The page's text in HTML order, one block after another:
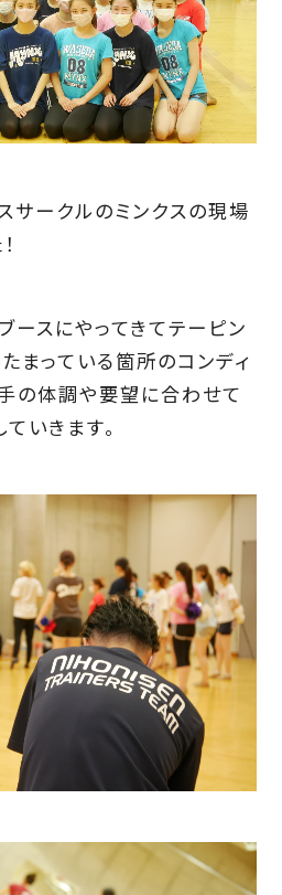
サークルのミンクスの現場
ースにやってきてテーピン
まっている箇所のコンディ
の体調や要望に合わせて
いきます。